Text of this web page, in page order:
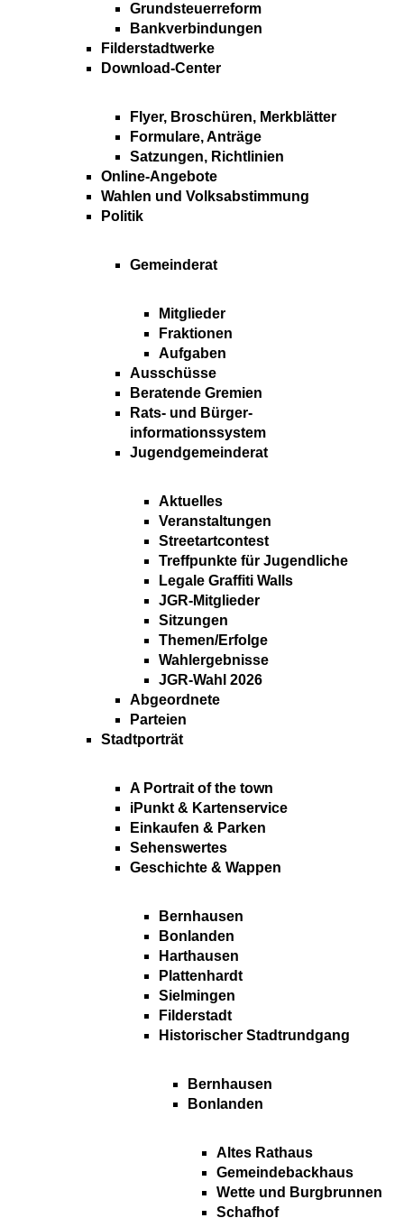
Grundsteuerreform
Bankverbindungen
Filderstadtwerke
Download-Center
Flyer, Broschüren, Merkblätter
Formulare, Anträge
Satzungen, Richtlinien
Online-Angebote
Wahlen und Volksabstimmung
Politik
Gemeinderat
Mitglieder
Fraktionen
Aufgaben
Ausschüsse
Beratende Gremien
Rats- und Bürger-
informationssystem
Jugendgemeinderat
Aktuelles
Veranstaltungen
Streetartcontest
Treffpunkte für Jugendliche
Legale Graffiti Walls
JGR-Mitglieder
Sitzungen
Themen/Erfolge
Wahlergebnisse
JGR-Wahl 2026
Abgeordnete
Parteien
Stadtporträt
A Portrait of the town
iPunkt & Kartenservice
Einkaufen & Parken
Sehenswertes
Geschichte & Wappen
Bernhausen
Bonlanden
Harthausen
Plattenhardt
Sielmingen
Filderstadt
Historischer Stadtrundgang
Bernhausen
Bonlanden
Altes Rathaus
Gemeindebackhaus
Wette und Burgbrunnen
Schafhof